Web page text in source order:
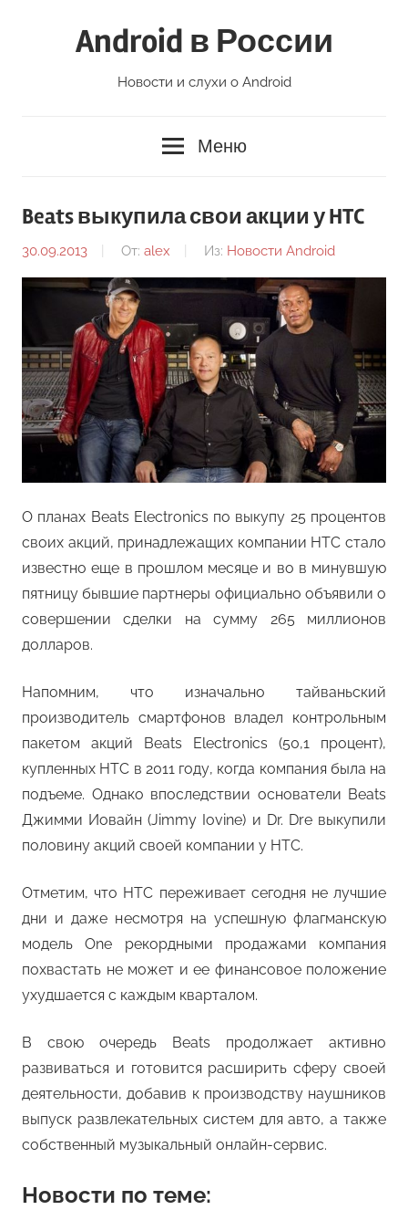
Android в России
Новости и слухи о Android
Меню
Beats выкупила свои акции у HTC
30.09.2013 От: alex Из: Новости Android
О планах Beats Electronics по выкупу 25 процентов
своих акций, принадлежащих компании HTC стало
известно еще в прошлом месяце и во в минувшую
пятницу бывшие партнеры официально объявили о
совершении сделки на сумму 265 миллионов
долларов.
Напомним, что изначально тайваньский
производитель смартфонов владел контрольным
пакетом акций Beats Electronics (50,1 процент),
купленных HTC в 2011 году, когда компания была на
подъеме. Однако впоследствии основатели Beats
Джимми Иовайн (Jimmy Iovine) и Dr. Dre выкупили
половину акций своей компании у HTC.
Отметим, что HTC переживает сегодня не лучшие
дни и даже несмотря на успешную флагманскую
модель One рекордными продажами компания
похвастать не может и ее финансовое положение
ухудшается с каждым кварталом.
В свою очередь Beats продолжает активно
развиваться и готовится расширить сферу своей
деятельности, добавив к производству наушников
выпуск развлекательных систем для авто, а также
собственный музыкальный онлайн-сервис.
Новости по теме: